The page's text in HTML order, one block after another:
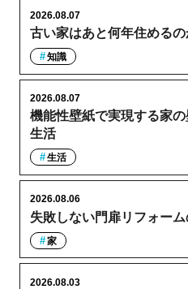
古い家はあと何年住める
2026.08.07
知識
機能性壁紙で実現する家
生活
2026.08.07
生活
失敗しない門扉リフォー
2026.08.06
家
2026.08.03